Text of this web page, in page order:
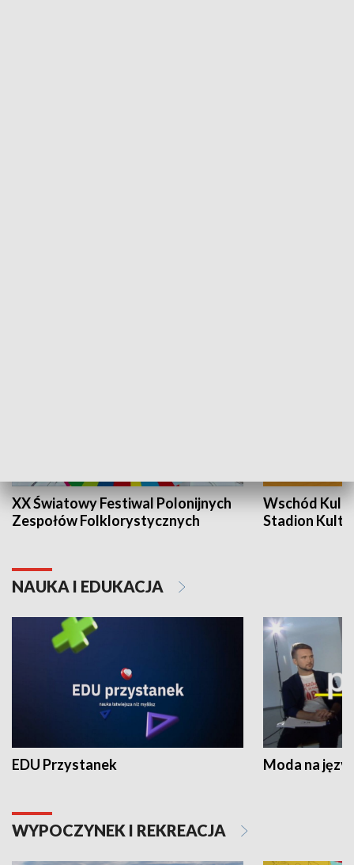
XX Światowy Festiwal Polonijnych
Zespołów Folklorystycznych
Wschód
Stadion
NAUKA I EDUKACJA
EDU Przystanek Moda na
WYPOCZYNEK I REKREACJA